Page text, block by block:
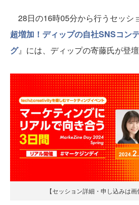
28日の16時05分から行うセッシ
超増加！ディップの自社SNSコン
グ』には、ディップの寄藤氏が登壇
【セッション詳細・申し込みは画